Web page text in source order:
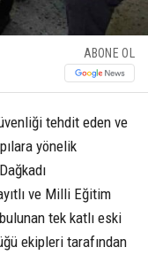
ABONE OL
tehdit eden ve
yönelik
ve Milli Eğitim
tek katlı eski
ekipleri tarafından